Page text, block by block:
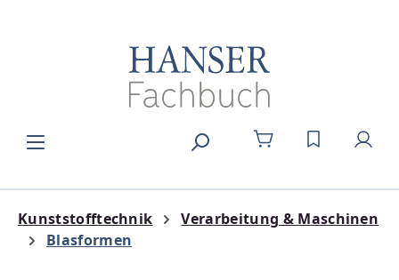
DU HAST 0
Kunststofftechnik
Verarbeitung & Maschinen
Blasformen